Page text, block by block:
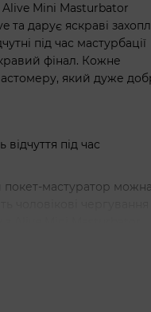
Alive Mini Masturbator
та дарує яскраві
під час мастурбації
фінал. Кожне
який дуже
під час
покет-мастуратор